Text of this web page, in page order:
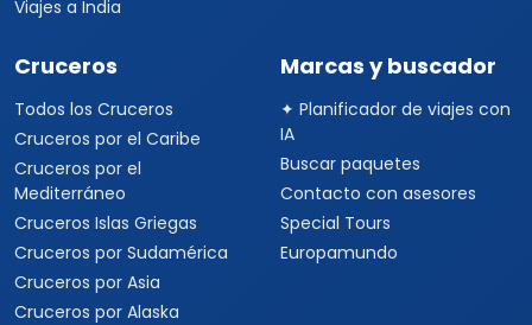
Viajes a India
Cruceros
Todos los Cruceros
Cruceros por el Caribe
Cruceros por el
Mediterráneo
Cruceros Islas Griegas
Cruceros por Sudamérica
Cruceros por Asia
Cruceros por Alaska
Marcas y buscador
✦ Planificador de viajes con
IA
Buscar paquetes
Contacto con asesores
Special Tours
Europamundo